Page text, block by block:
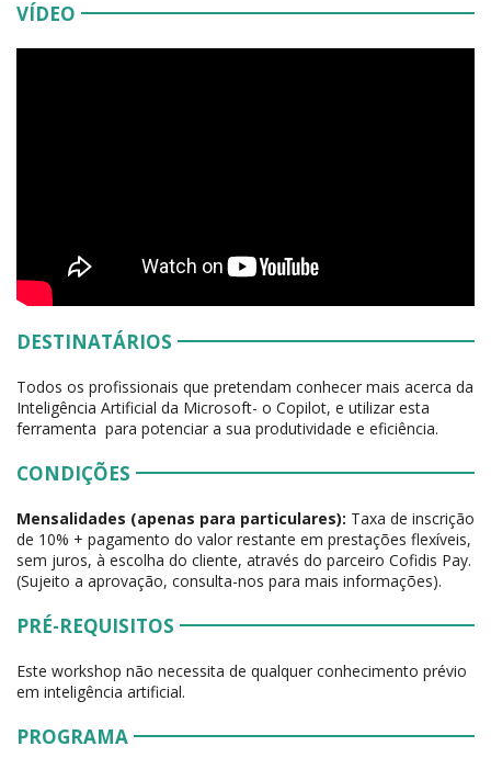
VÍDEO
DESTINATÁRIOS
Todos os profissionais que pretendam conhecer mais acerca da
Inteligência Artificial da Microsoft- o Copilot, e utilizar esta
ferramenta para potenciar a sua produtividade e eficiência.
CONDIÇÕES
Mensalidades (apenas para particulares): Taxa de inscrição
de 10% + pagamento do valor restante em prestações flexíveis,
sem juros, à escolha do cliente, através do parceiro Cofidis Pay.
(Sujeito a aprovação, consulta-nos para mais informações).
PRÉ-REQUISITOS
Este workshop não necessita de qualquer conhecimento prévio
em inteligência artificial.
PROGRAMA